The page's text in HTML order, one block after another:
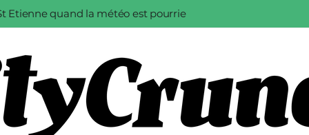
Etienne quand la météo est pourrie